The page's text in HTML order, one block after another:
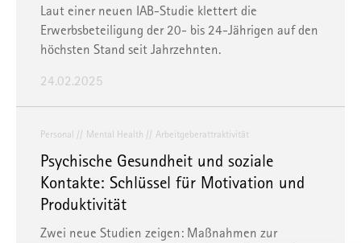
Laut einer neuen IAB-Studie klettert die
Erwerbsbeteiligung der 20- bis 24-Jährigen auf den
höchsten Stand seit Jahrzehnten.
24.02.2025
Personal Mental Health Arbeitgeberattraktivität
Psychische Gesundheit und soziale
Kontakte: Schlüssel für Motivation und
Produktivität
Zwei neue Studien zeigen: Maßnahmen zur